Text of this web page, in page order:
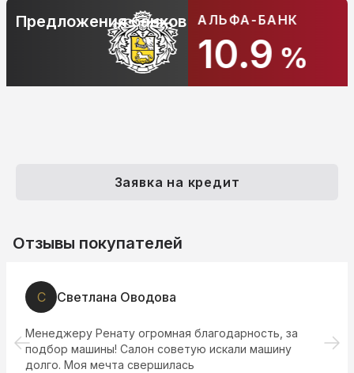
АЛЬФА-БАНК
%
Предложения банков
Заявка на кредит
Отзывы покупателей
С Светлана Оводова
Менеджеру Ренату огромная благодарность, за
подбор машины! Салон советую искали машину
долго. Моя мечта свершилась